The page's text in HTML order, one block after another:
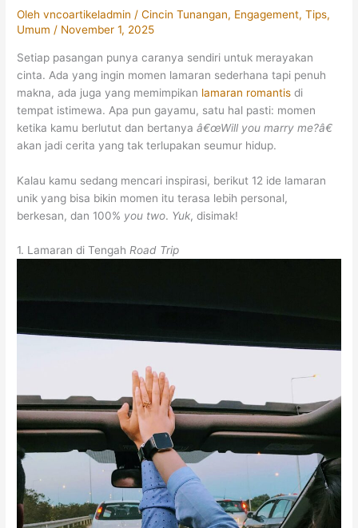
Olehvncoartikeladmin /Cincin Tunangan, Engagement,Tips,
Umum / November 1, 2025
Setiap pasangan punya caranya sendiri untuk merayakan
cinta. Ada yang ingin momen lamaran sederhana tapi penuh
makna, ada juga yang memimpikan lamaran romantis di
tempat istimewa. Apa pun gayamu, satu hal pasti: momen
ketika kamu berlutut dan bertanyaâ€œWill you marry me?â€
akan jadi cerita yang tak terlupakan seumur hidup.
Kalau kamu sedang mencari inspirasi, berikut 12 ide lamaran
unik yang bisa bikin momen itu terasa lebih personal,
berkesan, dan 100% you two. Yuk, disimak!
1. Lamaran di TengahRoad Trip